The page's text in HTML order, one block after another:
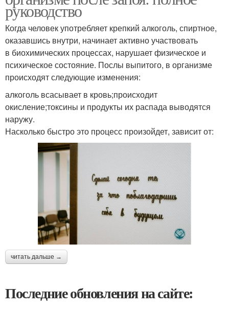
руководство
Когда человек употребляет крепкий алкоголь, спиртное,
оказавшись внутри, начинает активно участвовать
в биохимических процессах, нарушает физическое и
психическое состояние. Послы выпитого, в организме
происходят следующие изменения:
алкоголь всасывает в кровь;происходит
окисление;токсины и продукты их распада выводятся
наружу.
Насколько быстро это процесс произойдет, зависит от:
читать дальше →
Последние обновления на сайте: